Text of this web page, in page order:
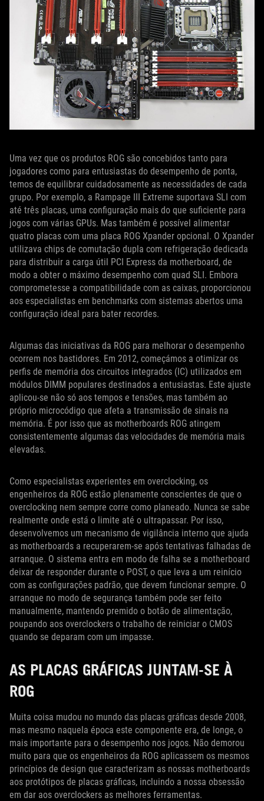
Uma vez que os produtos ROG são concebidos tanto para
jogadores como para entusiastas do desempenho de ponta,
temos de equilibrar cuidadosamente as necessidades de cada
grupo. Por exemplo, a Rampage III Extreme suportava SLI com
até três placas, uma configuração mais do que suficiente para
jogos com várias GPUs. Mas também é possível alimentar
quatro placas com uma placa ROG Xpander opcional. O Xpander
utilizava chips de comutação dupla com refrigeração dedicada
para distribuir a carga útil PCI Express da motherboard, de
modo a obter o máximo desempenho com quad SLI. Embora
comprometesse a compatibilidade com as caixas, proporcionou
aos especialistas em benchmarks com sistemas abertos uma
configuração ideal para bater recordes.
Algumas das iniciativas da ROG para melhorar o desempenho
ocorrem nos bastidores. Em 2012, começámos a otimizar os
perfis de memória dos circuitos integrados (IC) utilizados em
módulos DIMM populares destinados a entusiastas. Este ajuste
aplicou-se não só aos tempos e tensões, mas também ao
próprio microcódigo que afeta a transmissão de sinais na
memória. É por isso que as motherboards ROG atingem
consistentemente algumas das velocidades de memória mais
elevadas.
Como especialistas experientes em overclocking, os
engenheiros da ROG estão plenamente conscientes de que o
overclocking nem sempre corre como planeado. Nunca se sabe
realmente onde está o limite até o ultrapassar. Por isso,
desenvolvemos um mecanismo de vigilância interno que ajuda
as motherboards a recuperarem-se após tentativas falhadas de
arranque. O sistema entra em modo de falha se a motherboard
deixar de responder durante o POST, o que leva a um reinício
com as configurações padrão, que devem funcionar sempre. O
arranque no modo de segurança também pode ser feito
manualmente, mantendo premido o botão de alimentação,
poupando aos overclockers o trabalho de reiniciar o CMOS
quando se deparam com um impasse.
AS PLACAS GRÁFICAS JUNTAM-SE À
ROG
Muita coisa mudou no mundo das placas gráficas desde 2008,
mas mesmo naquela época este componente era, de longe, o
mais importante para o desempenho nos jogos. Não demorou
muito para que os engenheiros da ROG aplicassem os mesmos
princípios de design que caracterizam as nossas motherboards
aos protótipos de placas gráficas, incluindo a nossa obsessão
em dar aos overclockers as melhores ferramentas.